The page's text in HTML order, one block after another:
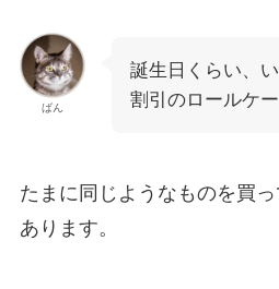
ばん
誕生日くらい、
割引のロールケ
たまに同じようなものを買
あります。